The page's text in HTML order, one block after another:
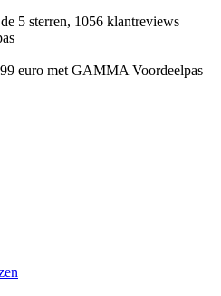
5 sterren, 1056 klantreviews
euro met GAMMA Voordeelpas